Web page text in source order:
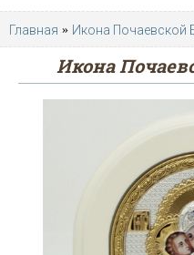
Главная Икона Почаевской
Икона